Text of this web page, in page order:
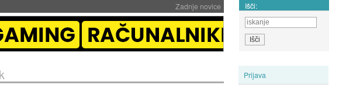
Zadnje novice Išči:
Prijava